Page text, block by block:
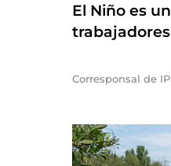
El Niño es
Corresponsal de